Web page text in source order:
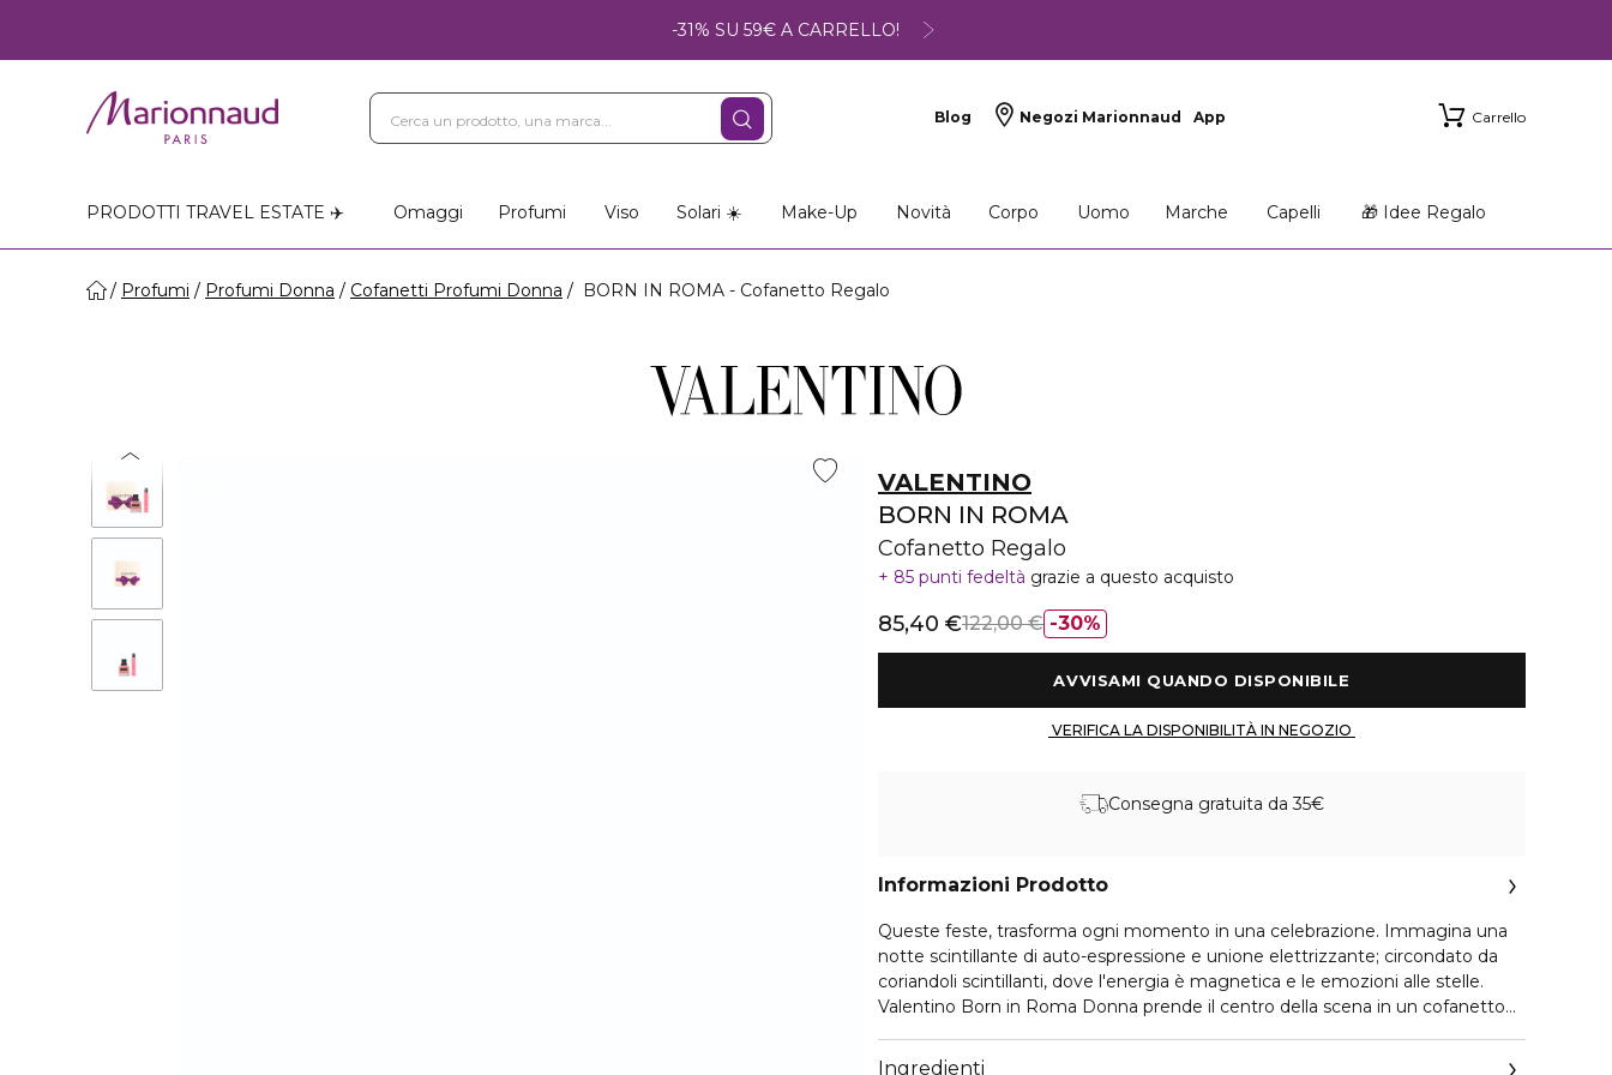
-31% SU 59€ A CARRELLO!
Blog Negozi Marionnaud App Carrello
PRODOTTI TRAVEL ESTATE ✈️ Omaggi Profumi Viso Solari ☀️ Make-Up Novità Corpo Uomo Marche Capelli 🎁 Idee Regalo
Profumi Profumi Donna Cofanetti Profumi Donna BORN IN ROMA - Cofanetto Regalo
VALENTINO
BORN IN ROMA
Cofanetto Regalo
85 punti fedeltà grazie a questo acquisto
30%
85,40 €122,00 €
Consegna gratuita da 35€
Informazioni Prodotto
Queste feste, trasforma ogni momento in una celebrazione. Immagina una
notte scintillante di auto-espressione e unione elettrizzante; circondato da
coriandoli scintillanti, dove l'energia è magnetica e le emozioni alle stelle.
Valentino Born in Roma Donna prende il centro della scena in un cofanetto
invito a brillare durante le tue feste. Dai coriandoli dorati scintillanti ai cieli
Ingredienti